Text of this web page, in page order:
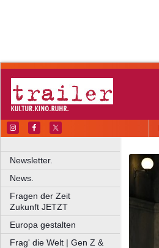
Newsletter.
News.
Fragen der Zeit
Zukunft JETZT
Europa gestalten
Frag' die Welt | Gen Z &